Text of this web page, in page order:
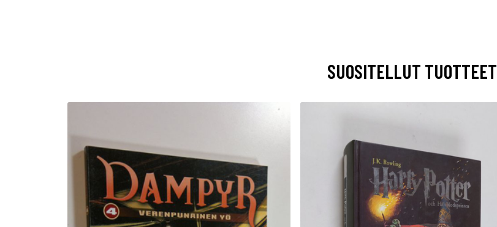
SUOSITELLUT TUOTTEET